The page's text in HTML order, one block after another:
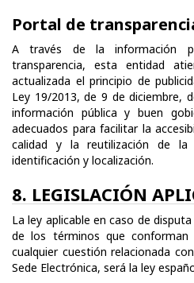
Portal de
A través de la información
transparencia, esta entidad
actualizada el principio de
Ley 19/2013, de 9 de diciembre,
información pública y buen
adecuados para facilitar la
calidad y la reutilización de
identificación y localización.
8. LEGISLACIÓN
La ley aplicable en caso de
de los términos que
cualquier cuestión relacionada
Sede Electrónica, será la ley